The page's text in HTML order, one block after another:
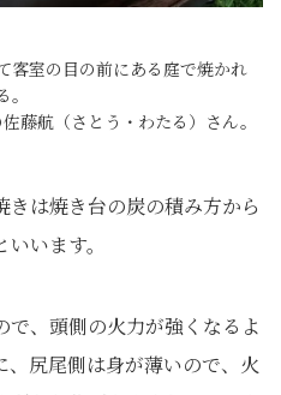
客室の目の前にある庭で焼かれ
。
藤航（さとう・わたる）さん。
は焼き台の炭の積み方から
います。
で、頭側の火力が強くなるよ
、尻尾側は身が薄いので、火